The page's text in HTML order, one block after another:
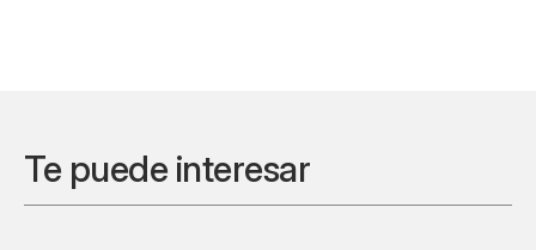
Te puede interesar